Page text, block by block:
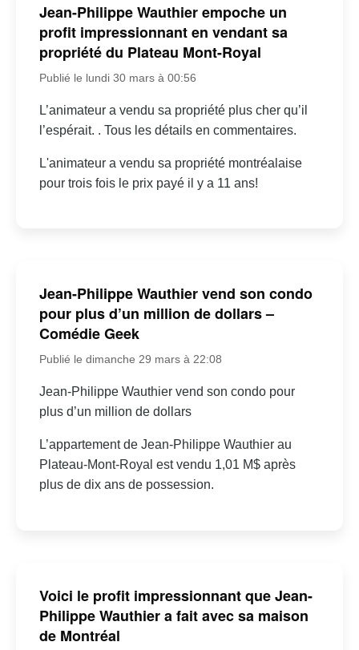
Jean-Philippe Wauthier empoche un
profit impressionnant en vendant sa
propriété du Plateau Mont-Royal
Publié le lundi 30 mars à 00:56
L’animateur a vendu sa propriété plus cher qu’il
l’espérait. . Tous les détails en commentaires.
L'animateur a vendu sa propriété montréalaise
pour trois fois le prix payé il y a 11 ans!
Jean-Philippe Wauthier vend son condo
pour plus d’un million de dollars –
Comédie Geek
Publié le dimanche 29 mars à 22:08
Jean-Philippe Wauthier vend son condo pour
plus d’un million de dollars
L’appartement de Jean-Philippe Wauthier au
Plateau-Mont-Royal est vendu 1,01 M$ après
plus de dix ans de possession.
Voici le profit impressionnant que Jean-
Philippe Wauthier a fait avec sa maison
de Montréal